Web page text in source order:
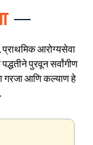
प्राथमिक आरोग्यसेवा
पुरवून सर्वांगीण
गरजा आणि कल्याण हे